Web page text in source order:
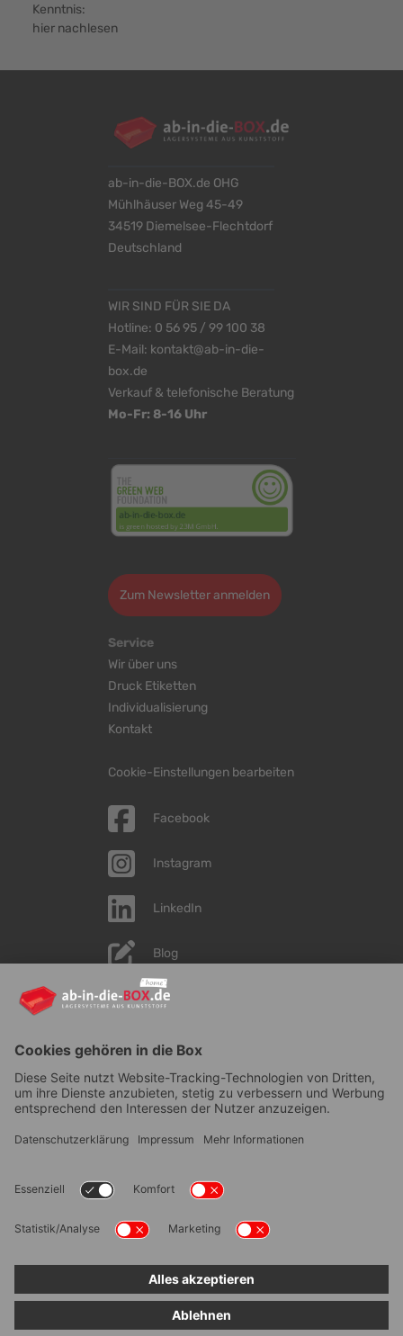
Kenntnis:
hier nachlesen
ab-in-die-BOX.de OHG
Mühlhäuser Weg 45-49
34519 Diemelsee-Flechtdorf
Deutschland
WIR SIND FÜR SIE DA
Hotline: 0 56 95 / 99 100 38
E-Mail: kontakt@ab-in-die-
box.de
Verkauf & telefonische Beratung
Mo-Fr: 8-16 Uhr
Zum Newsletter anmelden
Service
Wir über uns
Druck Etiketten
Individualisierung
Kontakt
Cookie-Einstellungen bearbeiten
Facebook
Instagram
LinkedIn
Blog
YouTube
Bestellvorgang|Impressum|Information zur
Barrierefreiheit